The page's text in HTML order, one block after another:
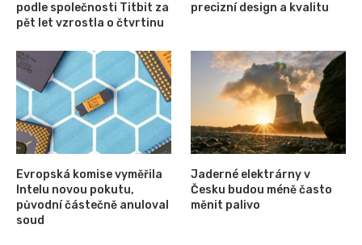
podle společnosti Titbit za
pět let vzrostla o čtvrtinu
precizní design a kvalitu
Evropská komise vyměřila
Intelu novou pokutu,
původní částečně anuloval
soud
Jaderné elektrárny v
Česku budou méně často
měnit palivo